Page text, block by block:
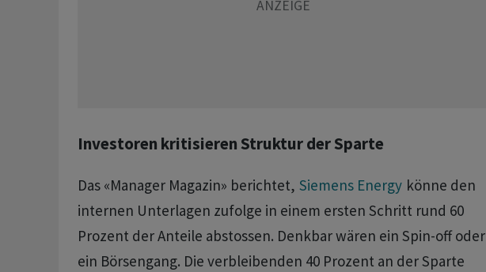
Investoren kritisieren Struktur der Sparte
Das «Manager Magazin» berichtet, Siemens Energy könne den
internen Unterlagen zufolge in einem ersten Schritt rund 60
Prozent der Anteile abstossen. Denkbar ​wären ​ein Spin-off oder
ein Börsengang. Die ⁠verbleibenden 40 Prozent an der Sparte